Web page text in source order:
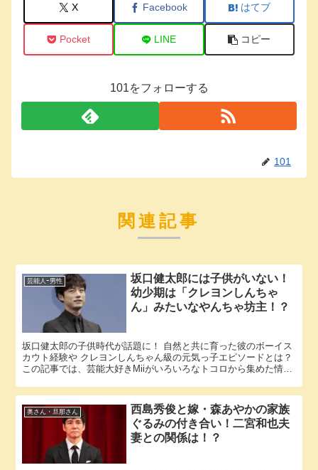
X Facebook はてブ
Pocket LINE コピー
101をフォローする
101
関連記事
芸能人ｰ男性
坂口健太郎には子供がいない！
幼少期は「クレヨンしんちゃ
ん」みたいなやんちゃ坊主！？
坂口健太郎の子供時代が話題に！ 自然と共に育った彼のボーイス
カウト経験や クレヨンしんちゃん級の元気っ子エピソードとは？
この記事では、芸能大好きMiiがいろいろなトコロから集めた情報
奥さん・旦那さん
西島秀俊と嫁・森あやかの家族
ぐるみの付き合い！二宮和也夫
妻との関係は！？